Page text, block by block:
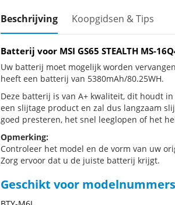
Beschrijving Koopgidsen & Tips
Batterij voor MSI GS65 STEALTH MS-
Uw batterij moet mogelijk worden
heeft een batterij van 5380mAh/80.25WH.
Deze batterij is van A+ kwaliteit, dit houdt in
een slijtage product en zal dus langzaam
goed presteren, het snel leeglopen of het
Opmerking:
Controleer het model en de vorm van uw
Zorg ervoor dat u de juiste batterij krijgt.
Geschikt voor